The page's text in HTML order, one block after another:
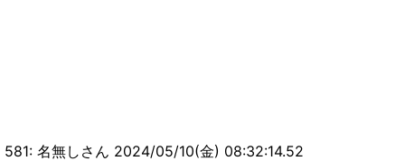
581: 名無しさん 2024/05/10(金) 08:32:14.52